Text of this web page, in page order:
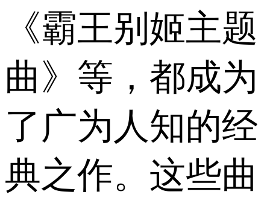
《霸王别姬主题
曲》等，都成为
了广为人知的经
典之作。这些曲